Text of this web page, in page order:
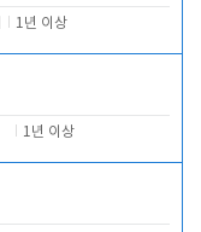
1년 이상
1년 이상